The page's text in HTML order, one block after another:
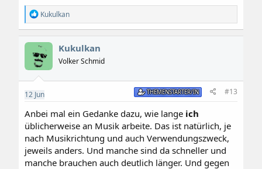
R
e
a
k
t
i
o
n
n
Kukulkan
Kukulkan
Volker Schmid
12 Jun THEMENSTARTER/IN #13
Anbei mal ein Gedanke dazu, wie lange ich
üblicherweise an Musik arbeite. Das ist natürlich, je
nach Musikrichtung und auch Verwendungszweck,
jeweils anders. Und manche sind da schneller und
manche brauchen auch deutlich länger. Und gegen